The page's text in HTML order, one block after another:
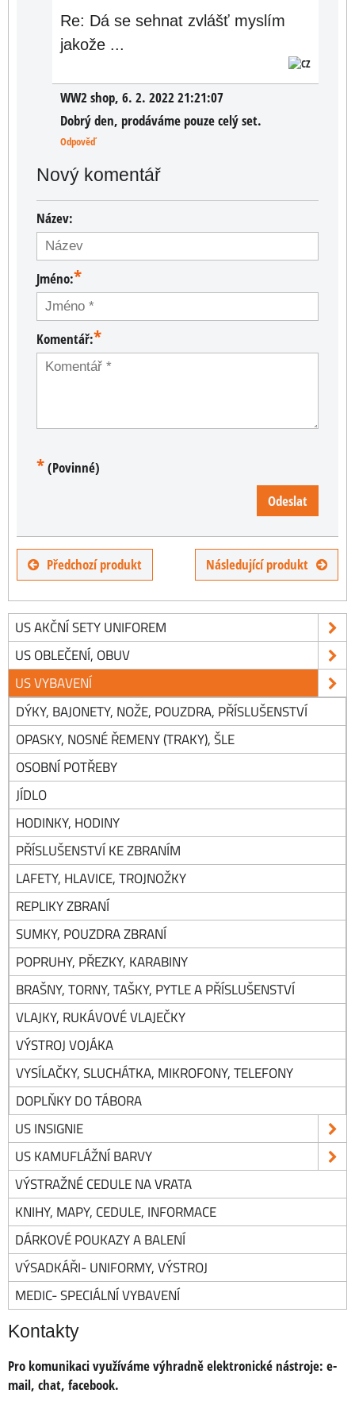
Re: Dá se sehnat zvlášť myslím
jakože ...
WW2 shop, 6. 2. 2022 21:21:07
Dobrý den, prodáváme pouze celý set.
Odpověď
Nový komentář
Název:
Jméno:*
Komentář:*
*(Povinné)
Odeslat
Předchozí produkt Následující produkt
US AKČNÍ SETY UNIFOREM
US OBLEČENÍ, OBUV
US VYBAVENÍ
DÝKY, BAJONETY, NOŽE, POUZDRA, PŘÍSLUŠENSTVÍ
OPASKY, NOSNÉ ŘEMENY (TRAKY), ŠLE
OSOBNÍ POTŘEBY
JÍDLO
HODINKY, HODINY
PŘÍSLUŠENSTVÍ KE ZBRANÍM
LAFETY, HLAVICE, TROJNOŽKY
REPLIKY ZBRANÍ
SUMKY, POUZDRA ZBRANÍ
POPRUHY, PŘEZKY, KARABINY
BRAŠNY, TORNY, TAŠKY, PYTLE A PŘÍSLUŠENSTVÍ
VLAJKY, RUKÁVOVÉ VLAJEČKY
VÝSTROJ VOJÁKA
VYSÍLAČKY, SLUCHÁTKA, MIKROFONY, TELEFONY
DOPLŇKY DO TÁBORA
US INSIGNIE
US KAMUFLÁŽNÍ BARVY
VÝSTRAŽNÉ CEDULE NA VRATA
KNIHY, MAPY, CEDULE, INFORMACE
DÁRKOVÉ POUKAZY A BALENÍ
VÝSADKÁŘI- UNIFORMY, VÝSTROJ
MEDIC- SPECIÁLNÍ VYBAVENÍ
Kontakty
Pro komunikaci využíváme výhradně elektronické nástroje: e-
mail, chat, facebook.